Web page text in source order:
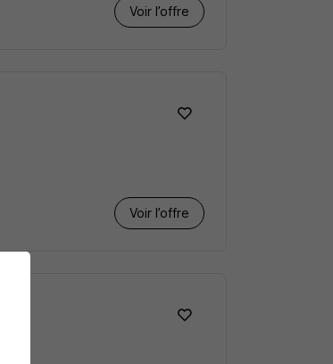
Voir l’offre
Voir l’offre